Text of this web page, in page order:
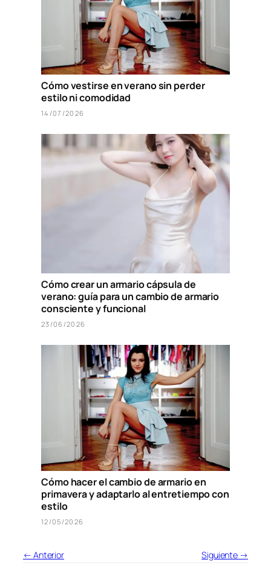
Cómo vestirse en verano sin perder
estilo ni comodidad
14/07/2026
Cómo crear un armario cápsula de
verano: guía para un cambio de armario
consciente y funcional
23/06/2026
Cómo hacer el cambio de armario en
primavera y adaptarlo al entretiempo con
estilo
12/05/2026
← Anterior Siguiente →